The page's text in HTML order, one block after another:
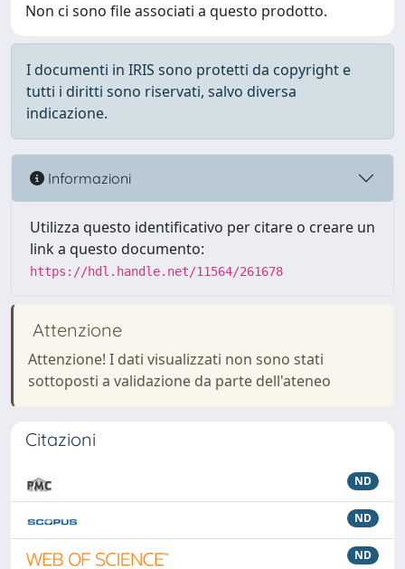
Non ci sono file associati a questo prodotto.
I documenti in IRIS sono protetti da copyright e
tutti i diritti sono riservati, salvo diversa
indicazione.
Informazioni
Utilizza questo identificativo per citare o creare un
link a questo documento:
https://hdl.handle.net/11564/261678
Attenzione
Attenzione! I dati visualizzati non sono stati
sottoposti a validazione da parte dell'ateneo
Citazioni
ND
ND
ND